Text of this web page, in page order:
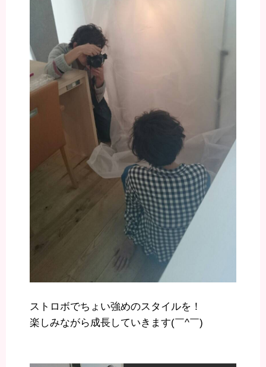
ストロボでちょい強めのスタイルを！
楽しみながら成長していきます(￣^￣)ゞ